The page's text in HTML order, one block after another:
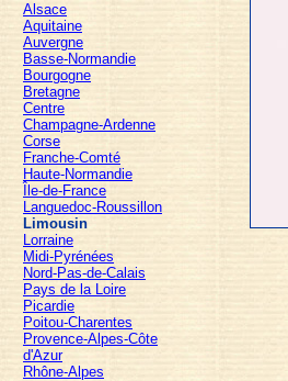
Alsace
Aquitaine
Auvergne
Basse-Normandie
Bourgogne
Bretagne
Centre
Champagne-Ardenne
Corse
Franche-Comté
Haute-Normandie
Île-de-France
Languedoc-Roussillon
Limousin
Lorraine
Midi-Pyrénées
Nord-Pas-de-Calais
Pays de la Loire
Picardie
Poitou-Charentes
Provence-Alpes-Côte
d'Azur
Rhône-Alpes